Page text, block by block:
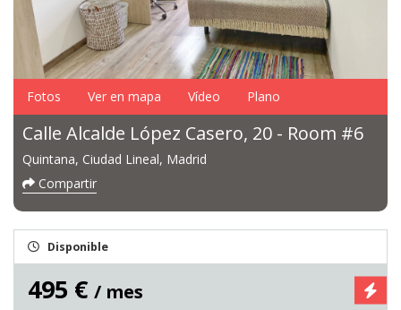
Fotos Ver en mapa Vídeo Plano
Calle Alcalde López Casero, 20 - Room #6
Quintana, Ciudad Lineal, Madrid
Compartir
Disponible
495 € / mes